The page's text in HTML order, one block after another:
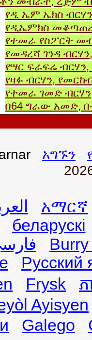
የዲ ኤም ኤክስ
የዲኤምክስ
የተመራ የስፖርት
የመዳረሻ ገንዳ
የሣር ፍራፍሬ
የዛፉ ብርሃን,
የተመራ ገመድ
በ64 ግራው አመድ,
አግኙን
አማርኛ
беларускі
Русский
Frysk
ភ
Ayisyen
Galego